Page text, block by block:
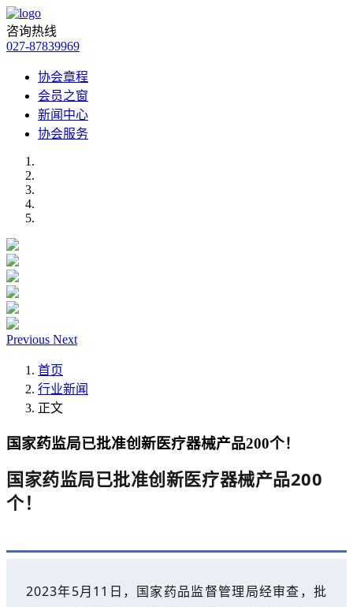
咨询热线
027-87839969
协会章程
会员之窗
新闻中心
协会服务
Previous Next
首页
行业新闻
正文
国家药监局已批准创新医疗器械产品200个！
国家药监局已批准创新医疗器械产品200
个！
2023年5月11日，国家药品监督管理局经审查，批